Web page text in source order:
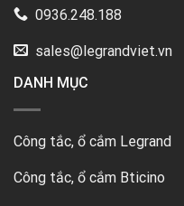
0936.248.188
sales@legrandviet.vn
DANH MỤC
Công tắc, ổ cắm Legrand
Công tắc, ổ cắm Bticino